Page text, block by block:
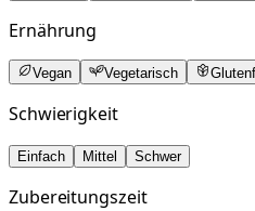
Ernährung
Vegan Vegetarisch
Schwierigkeit
Einfach Mittel Schwer
Zubereitungszeit